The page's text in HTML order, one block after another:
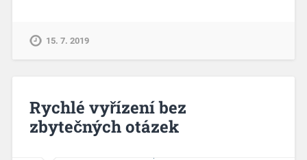
15. 7. 2019
Rychlé vyřízení bez
zbytečných otázek